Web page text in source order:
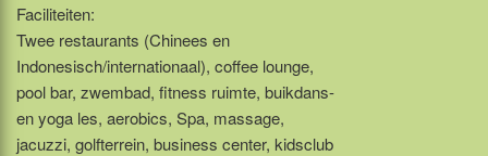
Faciliteiten:
Twee restaurants (Chinees en
Indonesisch/internationaal), coffee lounge,
pool bar, zwembad, fitness ruimte, buikdans-
en yoga les, aerobics, Spa, massage,
jacuzzi, golfterrein, business center, kidsclub